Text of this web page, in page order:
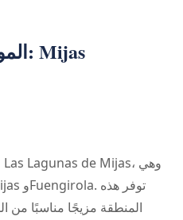
الموقع والبيئة: Mijas
المنطقة مزيجًا مناسبًا من